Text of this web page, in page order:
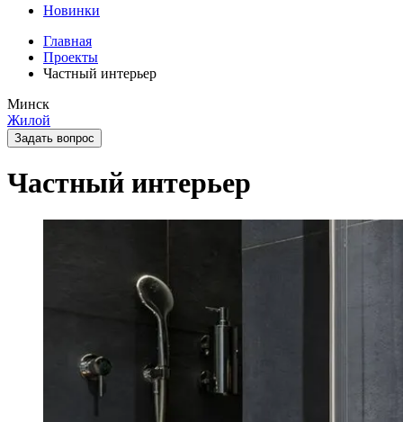
Новинки
Главная
Проекты
Частный интерьер
Минск
Жилой
Задать вопрос
Частный интерьер